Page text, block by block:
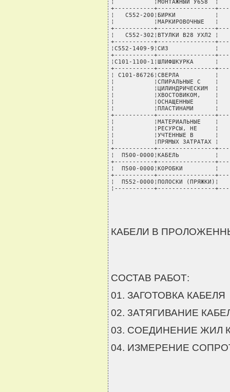
КАБЕЛИ В
СОСТАВ РАБОТ:
01. ЗАГОТОВКА КАБЕЛЯ
02. 3АТЯГИВАНИЕ
03. СОЕДИНЕНИЕ ЖИЛ
04. ИЗМЕРЕНИЕ